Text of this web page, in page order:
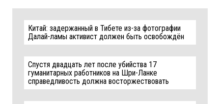
Китай: задержанный в Тибете из-за фотографии
Далай-ламы активист должен быть освобождён
Спустя двадцать лет после убийства 17
гуманитарных работников на Шри-Ланке
справедливость должна восторжествовать